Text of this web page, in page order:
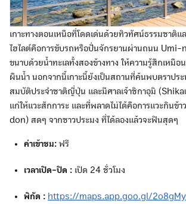
เกาะทางตอนเหนือที่โดดเด่นด้วยทิวทัศน์ธรรมชาติแ
ไฮไลต์คือการขับรถหรือปั่นจักรยานผ่านถนน
ขนาบด้วยน้ำทะเลทั้งสองข้างทาง ให้ความรู้สึกเหมือ
ผืนน้ำ นอกจากนี้เกาะนี้ยังเป็นสถานที่ค้นพบตราปร
สมบัติประจำชาติญี่ปุ่น และมีศาลเจ้าชิกาอุมิ
แก่ให้แวะสักการะ และที่พลาดไม่ได้คือการแวะกิน
don) สดๆ จากชาวประมง ที่ได้ลองแล้วจะฟินสุดๆ
ค่าเข้าชม: ฟรี
เวลาเปิด-ปิด : เปิด 24 ชั่วโมง
พิกัด : https://maps.app.goo.gl/